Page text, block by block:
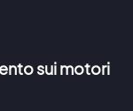
sui motori